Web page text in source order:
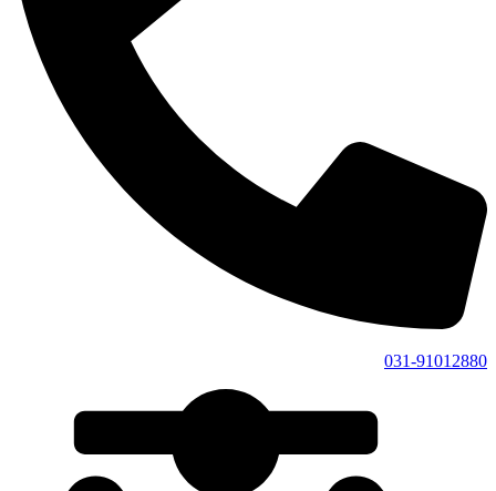
031-91012880